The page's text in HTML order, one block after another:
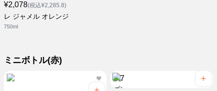
¥2,078(税込¥2,285.8)
レ ジャメル オレンジ
750ml
ミニボトル(赤)